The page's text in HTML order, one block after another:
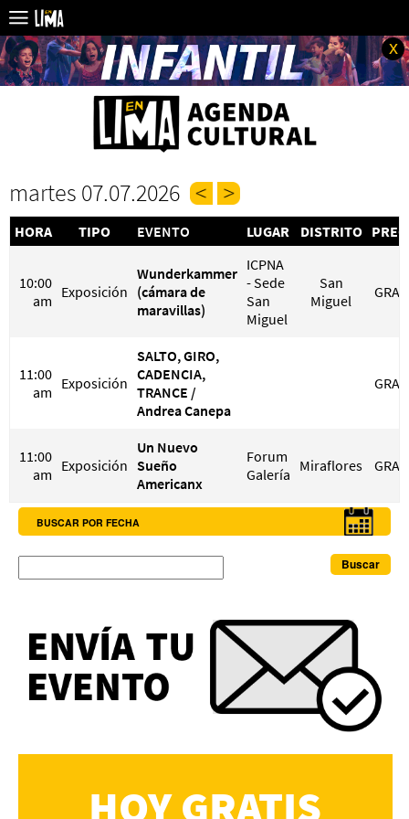
x
martes 07.07.2026
HORA TIPO EVENTO LUGAR DISTRITO
10:00
am Exposición
Wunderkammer
(cámara de
maravillas)
ICPNA
- Sede
San
Miguel
San
Miguel
11:00
am Exposición
SALTO, GIRO,
CADENCIA,
TRANCE /
Andrea Canepa
11:00
am Exposición
Un Nuevo
Sueño
Americanx
Forum
Galería Miraflores
BUSCAR POR FECHA
HOY GRATIS